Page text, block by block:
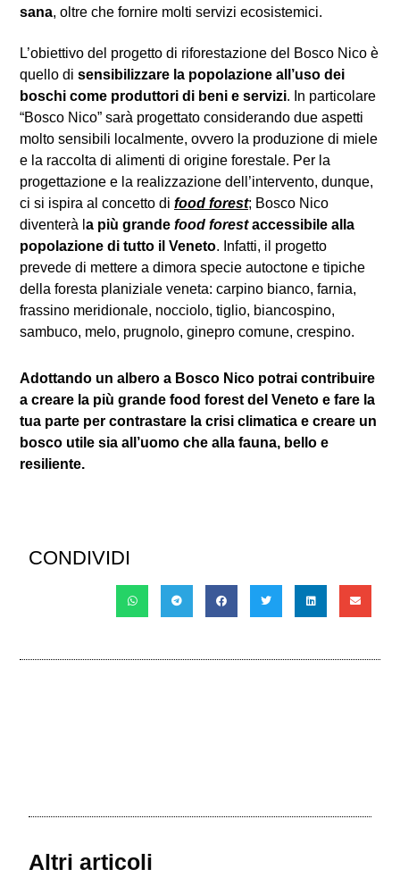
sana, oltre che fornire molti servizi ecosistemici.
L’obiettivo del progetto di riforestazione del Bosco Nico è
quello di sensibilizzare la popolazione all’uso dei
boschi come produttori di beni e servizi. In particolare
“Bosco Nico” sarà progettato considerando due aspetti
molto sensibili localmente, ovvero la produzione di miele
e la raccolta di alimenti di origine forestale. Per la
progettazione e la realizzazione dell’intervento, dunque,
ci si ispira al concetto di food forest; Bosco Nico
diventerà l a più grande food forestaccessibile alla
popolazione di tutto il Veneto. Infatti, il progetto
prevede di mettere a dimora specie autoctone e tipiche
della foresta planiziale veneta: carpino bianco, farnia,
frassino meridionale, nocciolo, tiglio, biancospino,
sambuco, melo, prugnolo, ginepro comune, crespino.
Adottando un albero a Bosco Nico potrai contribuire
a creare la più grande food forest del Veneto e fare la
tua parte per contrastare la crisi climatica e creare un
bosco utile sia all’uomo che alla fauna, bello e
resiliente.
CONDIVIDI
Altri articoli